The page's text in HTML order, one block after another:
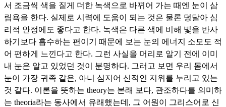
서 조금씩 색을 짙게 더한 녹색으로 바뀌어 가는 때엔 눈이 삼
림욕을 한다. 실제로 시력에 도움이 되는 것은 물론 덩달아 심
리적 안정에도 좋다고 한다. 녹색은 다른 색에 비해 빛을 반사
하기보다 흡수하는 편이기 때문에 보는 눈의 에너지 소모도 적
어 편하게 느낀다고 한다. 그런 사실을 머리로 알기 전에 이미
내 눈은 알고 있었던 것이 분명하다. 그러고 보면 우리 몸에서
눈이 가장 귀족 같은, 아니 심지어 신적인 지위를 누리고 있는
것 같다. 이론을 뜻하는 theory는 본래 보다, 관조하다를 의미하
는 theoria라는 동사에서 유래했는데, 그 어원이 그리스어로 신